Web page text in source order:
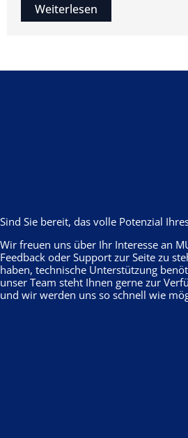
Weiterlesen
Sind Sie bereit, das volle Potenzial
Wir freuen uns über Ihr Interesse an
Feedback oder Support zur Seite zu
haben, technische Unterstützung
unser Team steht Ihnen gerne zur
und wir werden uns so schnell wie